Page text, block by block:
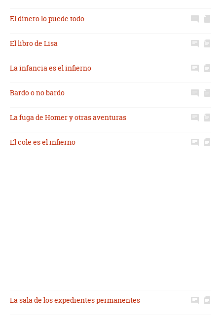
El dinero lo puede todo
El libro de Lisa
La infancia es el infierno
Bardo o no bardo
La fuga de Homer y otras aventuras
El cole es el infierno
La sala de los expedientes permanentes